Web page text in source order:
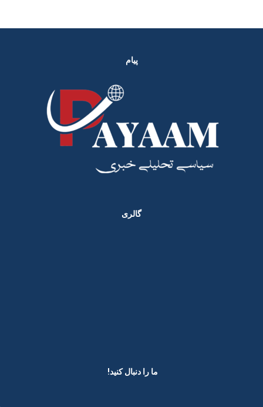
پیام
گالری
ما را دنبال کنید! ​